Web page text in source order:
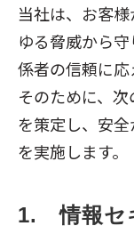
当社は、お客
ゆる脅威から
係者の信頼に応
そのために、次
を策定し、安
を実施します。
1.　情報